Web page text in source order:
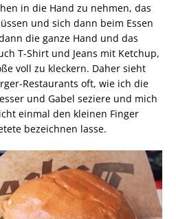
in die Hand zu nehmen, das
und sich dann beim Essen
die ganze Hand und das
T-Shirt und Jeans mit Ketchup,
voll zu kleckern. Daher sieht
Restaurants oft, wie ich die
und Gabel seziere und mich
einmal den kleinen Finger
bezeichnen lasse.